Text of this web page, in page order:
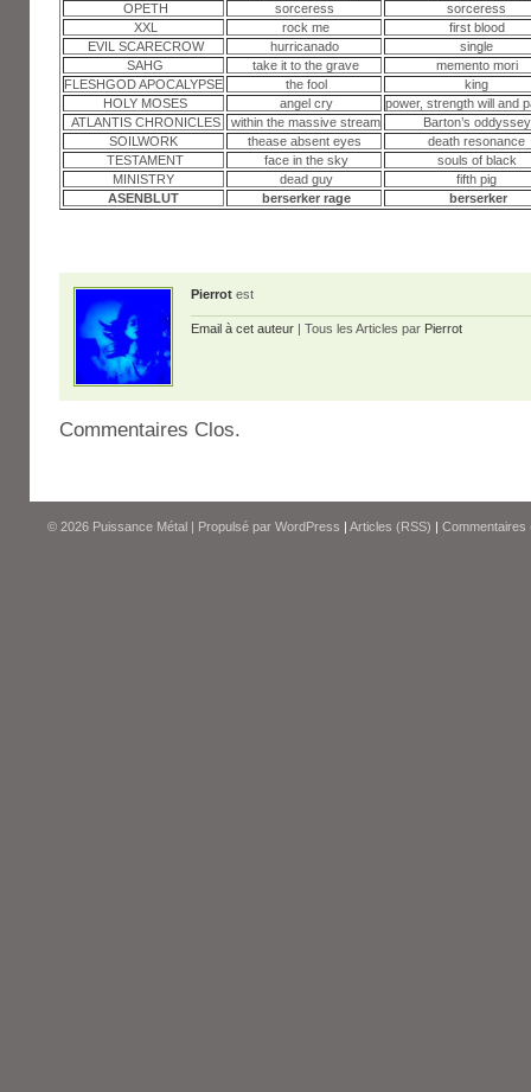
OPETH
sorceress
sorceress
XXL
rock me
first blood
EVIL SCARECROW
hurricanado
single
SAHG
take it to the grave
memento mori
FLESHGOD APOCALYPSE
the fool
king
HOLY MOSES
angel cry
power, strength will and
ATLANTIS CHRONICLES
within the massive stream
Barton’s oddyssey
SOILWORK
thease absent eyes
death resonance
TESTAMENT
face in the sky
souls of black
MINISTRY
dead guy
fifth pig
ASENBLUT
berserker rage berserker
Pierrot est
Email à cet auteur | Tous les Articles par Pierrot
Commentaires Clos.
© 2026 Puissance Métal | Propulsé par WordPress | Articles (RSS) | Commentaires